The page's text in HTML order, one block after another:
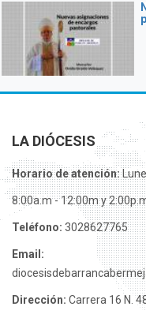
LA DIÓCESIS
Horario de atención:
8:00a.m - 12:00m y
Teléfono: 3028627765
Email:
Dirección: Carrera 16 N.